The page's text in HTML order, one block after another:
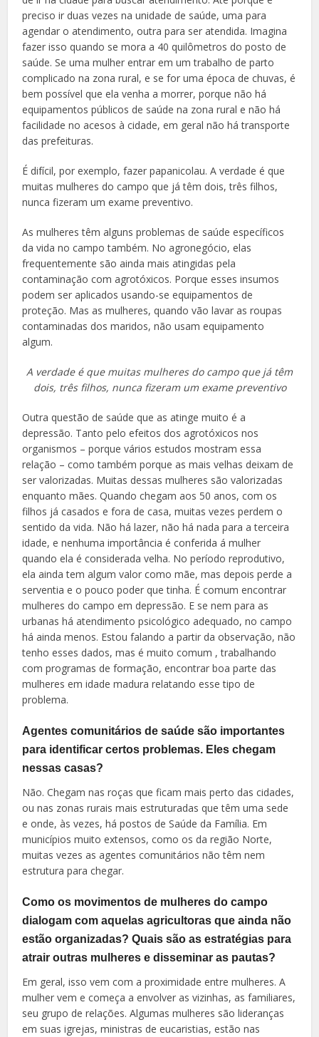
preciso ir duas vezes na unidade de saúde, uma para
agendar o atendimento, outra para ser atendida. Imagina
fazer isso quando se mora a 40 quilômetros do posto de
saúde. Se uma mulher entrar em um trabalho de parto
complicado na zona rural, e se for uma época de chuvas, é
bem possível que ela venha a morrer, porque não há
equipamentos públicos de saúde na zona rural e não há
facilidade no acesos à cidade, em geral não há transporte
das prefeituras.
É difícil, por exemplo, fazer papanicolau. A verdade é que
muitas mulheres do campo que já têm dois, três filhos,
nunca fizeram um exame preventivo.
As mulheres têm alguns problemas de saúde específicos
da vida no campo também. No agronegócio, elas
frequentemente são ainda mais atingidas pela
contaminação com agrotóxicos. Porque esses insumos
podem ser aplicados usando-se equipamentos de
proteção. Mas as mulheres, quando vão lavar as roupas
contaminadas dos maridos, não usam equipamento
algum.
A verdade é que muitas mulheres do campo que já têm
dois, três filhos, nunca fizeram um exame preventivo
Outra questão de saúde que as atinge muito é a
depressão. Tanto pelo efeitos dos agrotóxicos nos
organismos – porque vários estudos mostram essa
relação – como também porque as mais velhas deixam de
ser valorizadas. Muitas dessas mulheres são valorizadas
enquanto mães. Quando chegam aos 50 anos, com os
filhos já casados e fora de casa, muitas vezes perdem o
sentido da vida. Não há lazer, não há nada para a terceira
idade, e nenhuma importância é conferida á mulher
quando ela é considerada velha. No período reprodutivo,
ela ainda tem algum valor como mãe, mas depois perde a
serventia e o pouco poder que tinha. É comum encontrar
mulheres do campo em depressão. E se nem para as
urbanas há atendimento psicológico adequado, no campo
há ainda menos. Estou falando a partir da observação, não
tenho esses dados, mas é muito comum , trabalhando
com programas de formação, encontrar boa parte das
mulheres em idade madura relatando esse tipo de
problema.
Agentes comunitários de saúde são importantes
para identificar certos problemas. Eles chegam
nessas casas?
Não. Chegam nas roças que ficam mais perto das cidades,
ou nas zonas rurais mais estruturadas que têm uma sede
e onde, às vezes, há postos de Saúde da Família. Em
municípios muito extensos, como os da região Norte,
muitas vezes as agentes comunitários não têm nem
estrutura para chegar.
Como os movimentos de mulheres do campo
dialogam com aquelas agricultoras que ainda não
estão organizadas? Quais são as estratégias para
atrair outras mulheres e disseminar as pautas?
Em geral, isso vem com a proximidade entre mulheres. A
mulher vem e começa a envolver as vizinhas, as familiares,
seu grupo de relações. Algumas mulheres são lideranças
em suas igrejas, ministras de eucaristias, estão nas